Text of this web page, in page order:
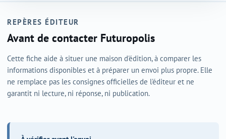
REPÈRES ÉDITEUR
Avant de contacter Futuropolis
Cette fiche aide à situer une maison d'édition, à comparer les
informations disponibles et à préparer un envoi plus propre. Elle
ne remplace pas les consignes officielles de l'éditeur et ne
garantit ni lecture, ni réponse, ni publication.